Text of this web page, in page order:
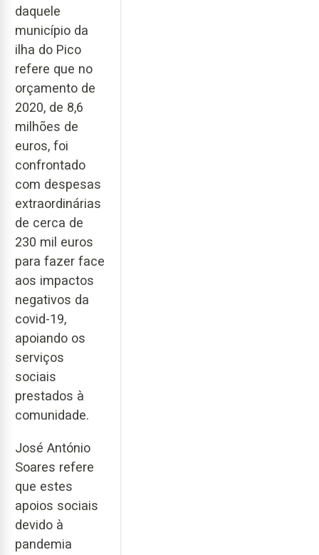
daquele
município da
ilha do Pico
refere que no
orçamento de
2020, de 8,6
milhões de
euros, foi
confrontado
com despesas
extraordinárias
de cerca de
230 mil euros
para fazer face
aos impactos
negativos da
covid-19,
apoiando os
serviços
sociais
prestados à
comunidade.
José António
Soares refere
que estes
apoios sociais
devido à
pandemia